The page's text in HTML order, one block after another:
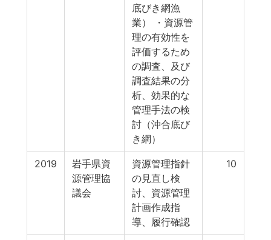
底びき網漁
業） ・資源管
理の有効性を
評価するため
の調査、及び
調査結果の分
析、効果的な
管理手法の検
討（沖合底び
き網）
2019
岩手県資
源管理協
議会
資源管理指針
の見直し検
討、資源管理
計画作成指
導、履行確認
10